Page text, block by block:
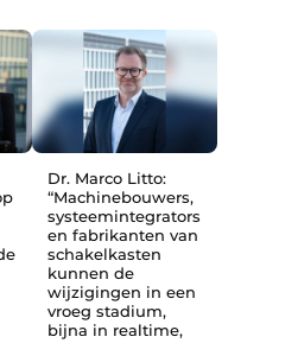
Dr. Marco Litto:
“Machinebouwers,
systeemintegrators
en fabrikanten van
schakelkasten
kunnen de
wijzigingen in een
vroeg stadium,
bijna in realtime,